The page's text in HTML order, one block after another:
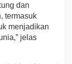
dan
termasuk
menjadikan
jelas